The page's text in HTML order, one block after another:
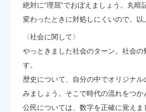
絶対に“理屈”でおぼえましょう。丸暗
変わったときに対処しにくいので。以
〈社会に関して〉
やっときました社会のターン。社会の
す。
歴史について、自分の中でオリジナル
みましょう。そこで時代の流れをつか
公民については、数字を正確に覚えま